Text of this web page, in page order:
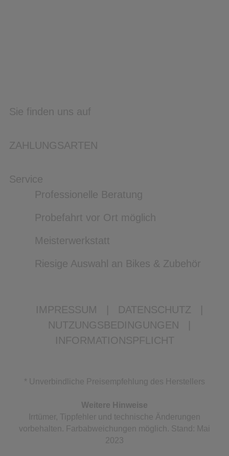
Sie finden uns auf
ZAHLUNGSARTEN
Service
Professionelle Beratung
Probefahrt vor Ort möglich
Meisterwerkstatt
Riesige Auswahl an Bikes & Zubehör
IMPRESSUM DATENSCHUTZ
NUTZUNGSBEDINGUNGEN
INFORMATIONSPFLICHT
* Unverbindliche Preisempfehlung des Herstellers
Weitere Hinweise
Irrtümer, Tippfehler und technische Änderungen
vorbehalten. Farbabweichungen möglich. Stand: Mai
2023